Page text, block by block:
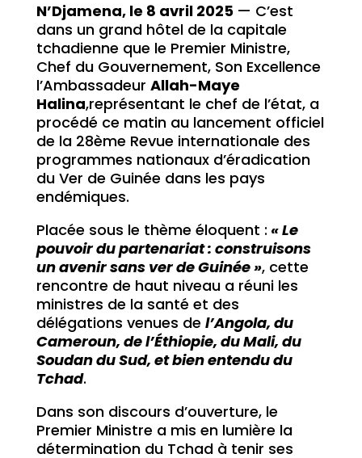
N’Djamena, le 8 avril 2025 — C’est
dans un grand hôtel de la capitale
tchadienne que le Premier Ministre,
Chef du Gouvernement, Son Excellence
l’Ambassadeur Allah-Maye
Halina,représentant le chef de l’état, a
procédé ce matin au lancement officiel
de la 28ème Revue internationale des
programmes nationaux d’éradication
du Ver de Guinée dans les pays
endémiques.
Placée sous le thème éloquent : « Le
pouvoir du partenariat : construisons
un avenir sans ver de Guinée », cette
rencontre de haut niveau a réuni les
ministres de la santé et des
délégations venues de l’Angola, du
Cameroun, de l’Éthiopie, du Mali, du
Soudan du Sud, et bien entendu du
Tchad.
Dans son discours d’ouverture, le
Premier Ministre a mis en lumière la
détermination du Tchad à tenir ses